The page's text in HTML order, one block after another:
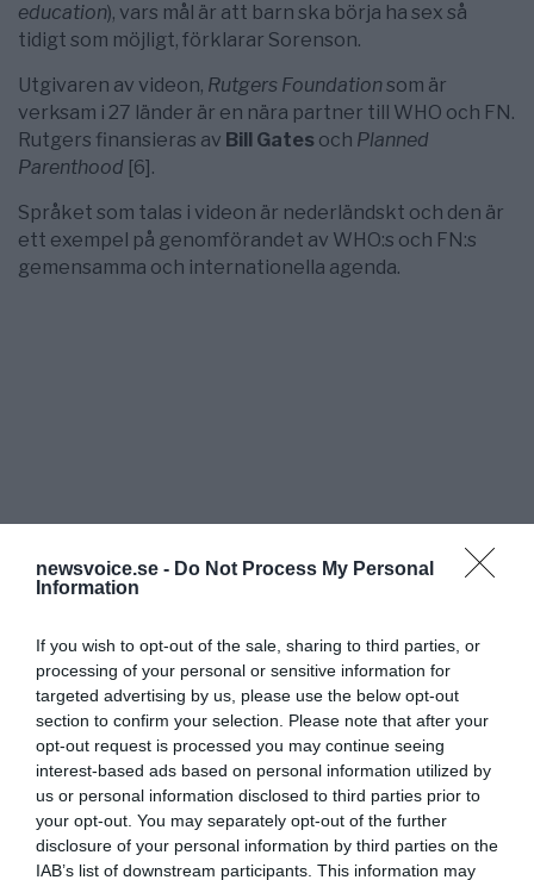
newsvoice.se - Do Not Process My Personal
Information
If you wish to opt-out of the sale, sharing to third parties, or
processing of your personal or sensitive information for
targeted advertising by us, please use the below opt-out
section to confirm your selection. Please note that after your
opt-out request is processed you may continue seeing
interest-based ads based on personal information utilized by
us or personal information disclosed to third parties prior to
your opt-out. You may separately opt-out of the further
disclosure of your personal information by third parties on the
IAB’s list of downstream participants. This information may
education), vars mål är att barn ska börja ha sex så
tidigt som möjligt, förklarar Sorenson.
Utgivaren av videon, Rutgers Foundationsom är
verksam i 27 länder är en nära partner till WHO och FN.
Rutgers finansieras av Bill Gates och Planned
Parenthood [6].
Språket som talas i videon är nederländskt och den är
ett exempel på genomförandet av WHO:s och FN:s
gemensamma och internationella agenda.
Guidance on Sexual Education”visar att
sexualiseringen av barn också är en del av FN:s mål för
hållbar utveckling enligt Agenda 2030.